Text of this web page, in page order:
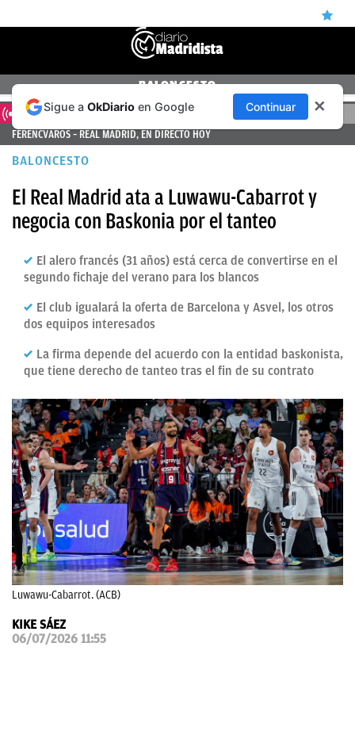
ÚLTIMAS
NOTICIAS
REAL
MADRID
BALONCESTO
CANTERA
FICHAJES
DIRECTO
FEMENINO
PAPARAZZI
OKDIARIO
BALONCESTO
DIRECTO
FERENCVAROS – REAL MADRID, EN DIRECTO HOY
BALONCESTO
El Real Madrid ata a Luwawu-Cabarrot y
negocia con Baskonia por el tanteo
El alero francés (31 años) está cerca de convertirse en el
segundo fichaje del verano para los blancos
El club igualará la oferta de Barcelona y Asvel, los otros
dos equipos interesados
La firma depende del acuerdo con la entidad baskonista,
que tiene derecho de tanteo tras el fin de su contrato
Luwawu-Cabarrot. (ACB)
KIKE SÁEZ
06/07/2026 11:55
Sigue a OkDiario en Google Continuar ✕